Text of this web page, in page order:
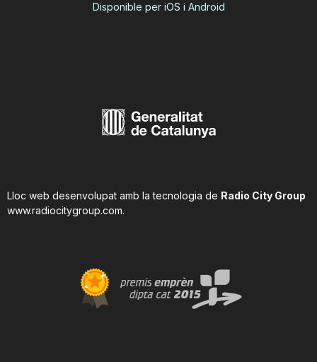
Disponible per iOS i Android
Lloc web desenvolupat amb la tecnologia de Radio City Group
www.radiocitygroup.com.